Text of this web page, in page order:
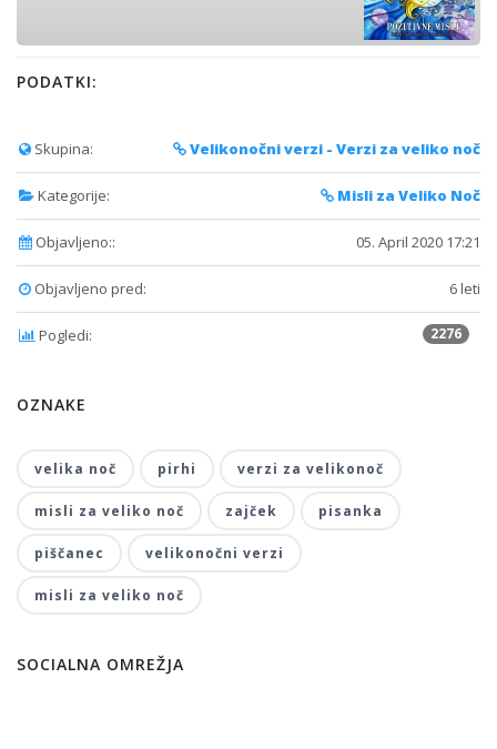
PODATKI:
Skupina: Velikonočni verzi - Verzi za veliko noč
Kategorije: Misli za Veliko Noč
Objavljeno:: 05. April 2020 17:21
Objavljeno pred: 6 leti
Pogledi: 2276
OZNAKE
velika noč pirhi verzi za velikonoč
misli za veliko noč zajček pisanka
piščanec velikonočni verzi
misli za veliko noč
SOCIALNA OMREŽJA